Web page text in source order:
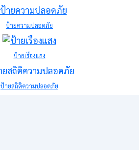
ป้ายความปลอดภัย
ป้ายเรืองแสง
ป้ายสถิติความปลอดภัย